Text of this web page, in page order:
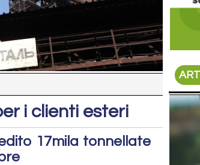
i clienti esteri
17mila tonnellate